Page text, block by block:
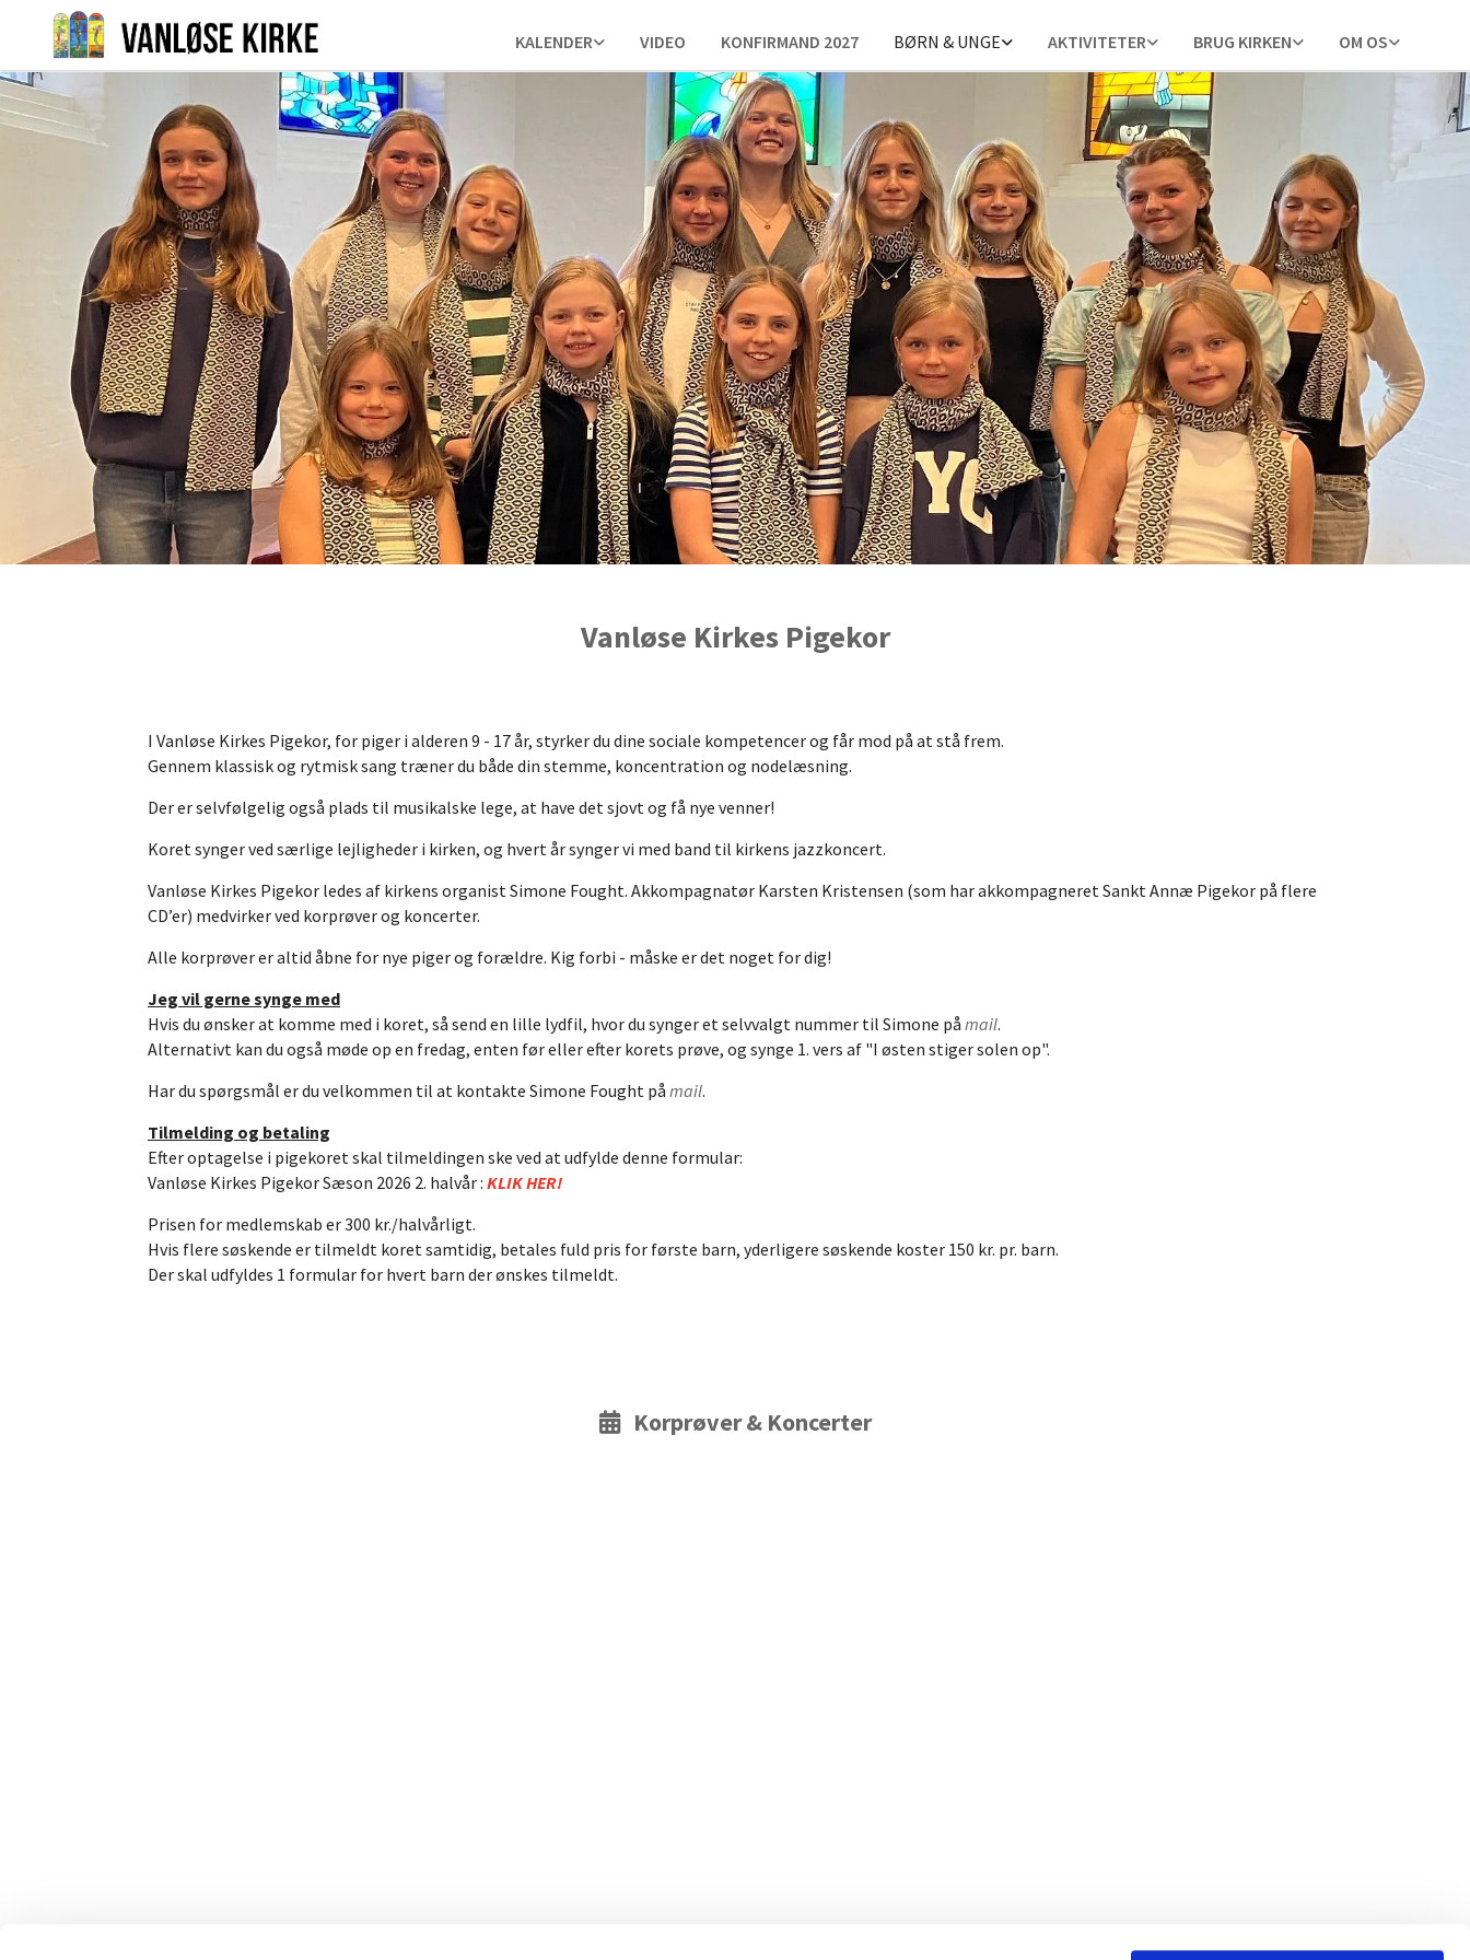
KALENDER VIDEO KONFIRMAND 2027 BØRN & UNGE AKTIVITETER BRUG KIRKEN OM OS
Vanløse Kirkes Pigekor
I Vanløse Kirkes Pigekor, for piger i alderen 9 - 17 år, styrker du dine sociale kompetencer og får mod på at stå frem.
Gennem klassisk og rytmisk sang træner du både din stemme, koncentration og nodelæsning.
Der er selvfølgelig også plads til musikalske lege, at have det sjovt og få nye venner!
Koret synger ved særlige lejligheder i kirken, og hvert år synger vi med band til kirkens jazzkoncert.
Vanløse Kirkes Pigekor ledes af kirkens organist Simone Fought. Akkompagnatør Karsten Kristensen (som har akkompagneret Sankt Annæ Pigekor på flere
CD’er) medvirker ved korprøver og koncerter.
Alle korprøver er altid åbne for nye piger og forældre. Kig forbi - måske er det noget for dig!
Jeg vil gerne synge med
Hvis du ønsker at komme med i koret, så send en lille lydfil, hvor du synger et selvvalgt nummer til Simone på mail.
Alternativt kan du også møde op en fredag, enten før eller efter korets prøve, og synge 1. vers af "I østen stiger solen op".
Har du spørgsmål er du velkommen til at kontakte Simone Fought på mail.
Tilmelding og betaling
Efter optagelse i pigekoret skal tilmeldingen ske ved at udfylde denne formular:
Vanløse Kirkes Pigekor Sæson 2026 2. halvår : KLIK HER!
Prisen for medlemskab er 300 kr./halvårligt.
Hvis flere søskende er tilmeldt koret samtidig, betales fuld pris for første barn, yderligere søskende koster 150 kr. pr. barn.
Der skal udfyldes 1 formular for hvert barn der ønskes tilmeldt.
Korprøver & Koncerter